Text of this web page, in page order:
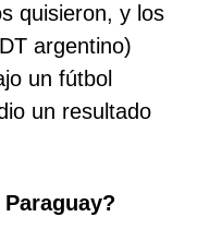
quisieron, y los
argentino)
un fútbol
un resultado